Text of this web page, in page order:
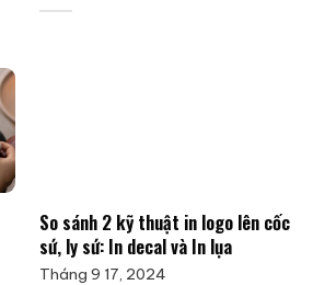
So sánh 2 kỹ thuật in logo lên cốc
sứ, ly sứ: In decal và In lụa
Tháng 9 17, 2024